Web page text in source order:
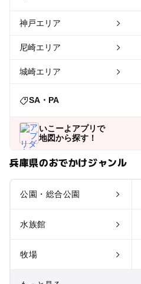
神戸エリア
尼崎エリア
城崎エリア
SA・PA
いこーよアプリで
地図から探す！
兵庫県のおでかけジャンル
公園・総合公園
水族館
牧場